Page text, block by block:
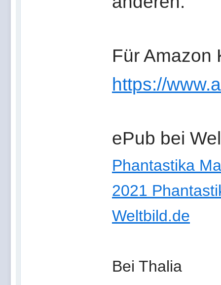
Für Amazon
https://
ePub bei
Phantastika
2021
Weltbild.de
Bei Thalia